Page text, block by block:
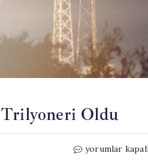
Trilyoneri Oldu
SpaceX,
yorumlar